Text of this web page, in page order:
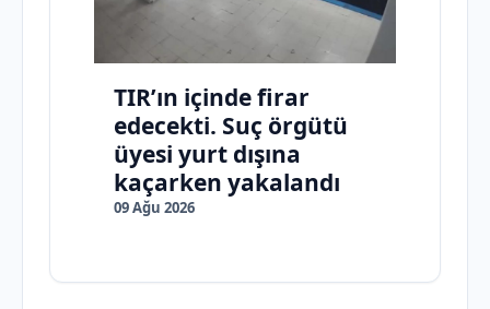
TIR’ın içinde firar
edecekti. Suç örgütü
üyesi yurt dışına
kaçarken yakalandı
09 Ağu 2026